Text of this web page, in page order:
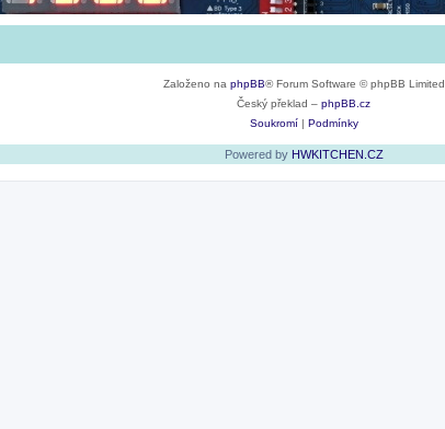
Založeno na phpBB® Forum Software © phpBB Limited
Český překlad – phpBB.cz
Soukromí| Podmínky
Powered by HWKITCHEN.CZ